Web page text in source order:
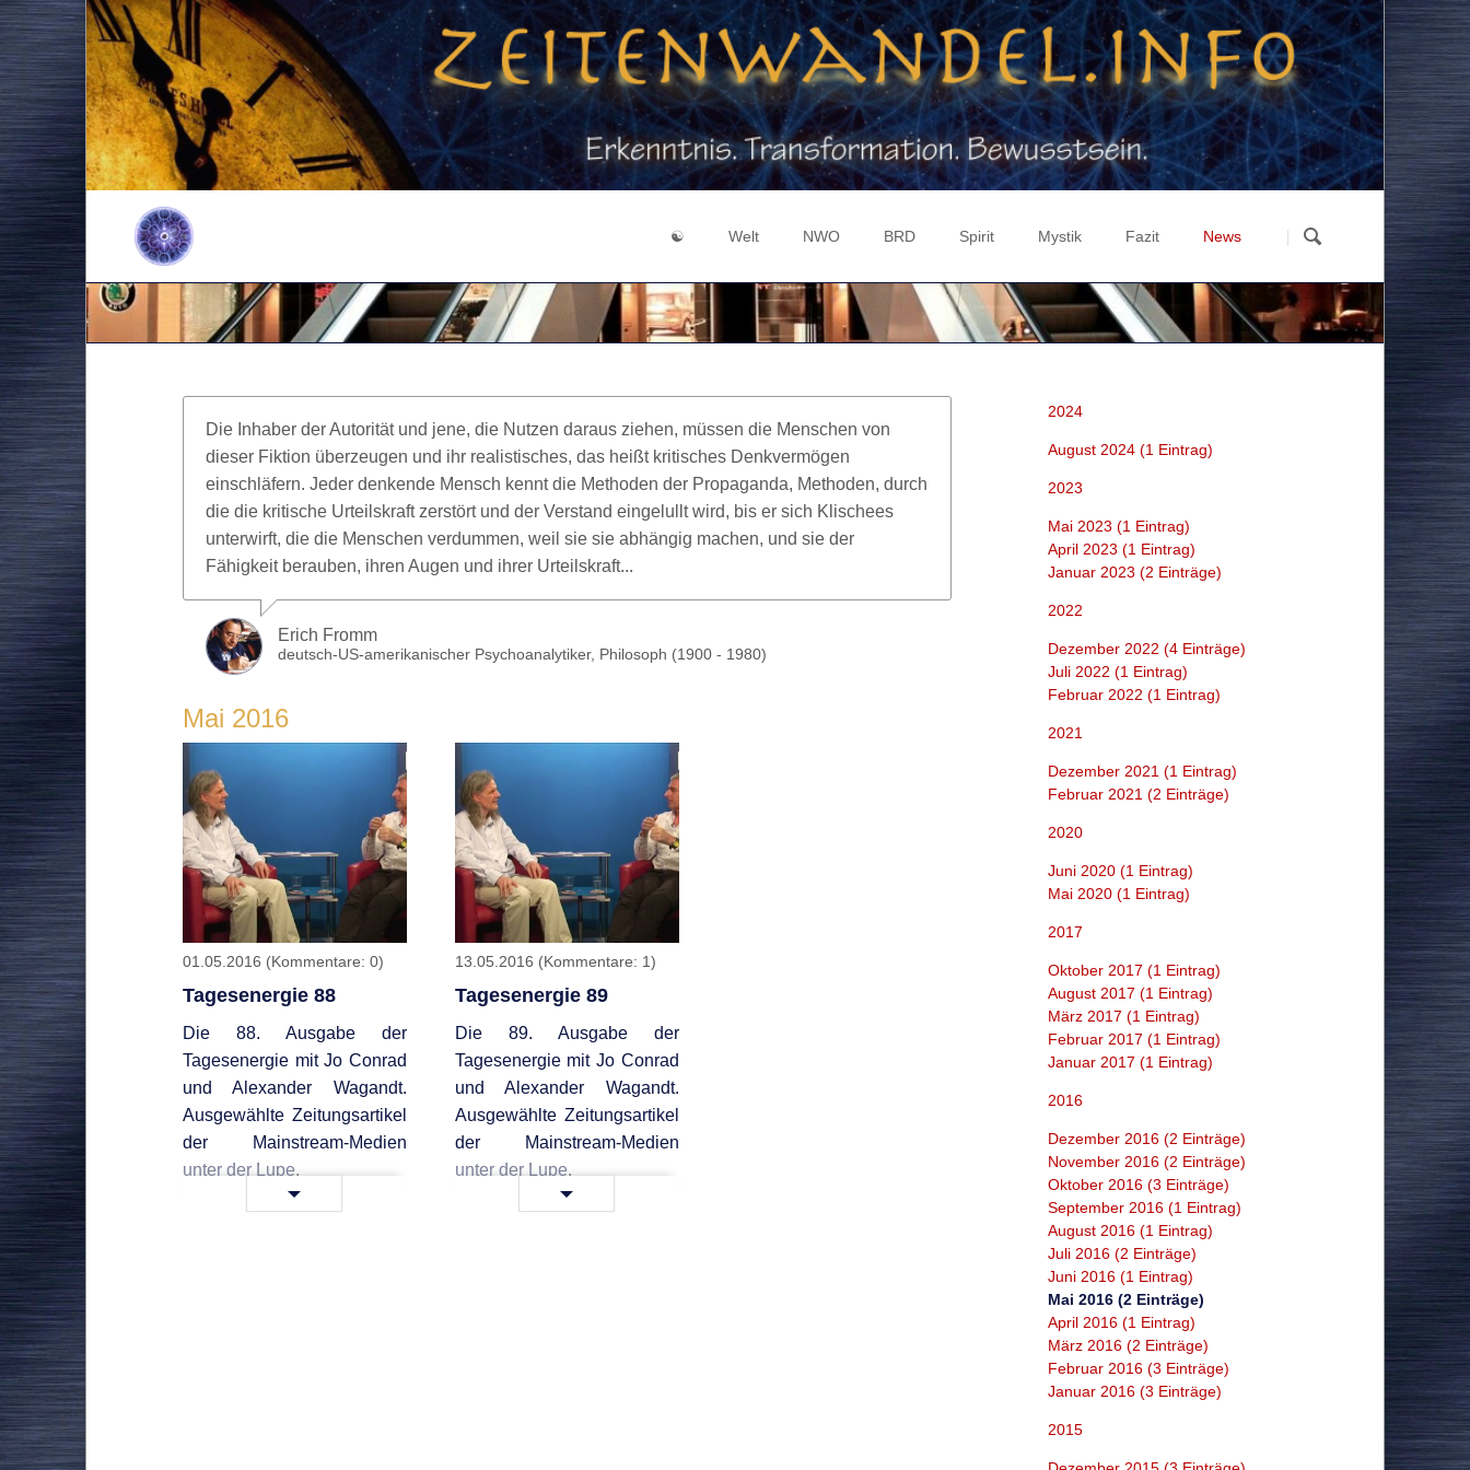
überspringen
☯
Login
Registrieren
Welt
Zeichen & Symbole
Mensch vs. Person
Federal Reserve
COVID-19
NWO
Geheimlehre
Gott-Welt-Dualismus
Bibel Code 666
Fluch von Kanaan
BRD
Medienmanipulation
Souveränität
Spirit
Geist über Materie
Holographisches Weltbild
Mystik
Luzifer Experiment
Zyklen
3 Tage Finsternis
Fazit News
Highlights
Gesellschaft & Politik
Wirtschaft & Finanzen
Klima & Geo-Engineering
Gesundheit & Ernährung
Sonstiges & Kuriositäten
News in English
Die Inhaber der Autorität und jene, die Nutzen daraus ziehen, müssen die Menschen von
dieser Fiktion überzeugen und ihr realistisches, das heißt kritisches Denkvermögen
einschläfern. Jeder denkende Mensch kennt die Methoden der Propaganda, Methoden, durch
die die kritische Urteilskraft zerstört und der Verstand eingelullt wird, bis er sich Klischees
unterwirft, die die Menschen verdummen, weil sie sie abhängig machen, und sie der
Fähigkeit berauben, ihren Augen und ihrer Urteilskraft...
Erich Fromm
deutsch-US-amerikanischer Psychoanalytiker, Philosoph (1900 - 1980)
Mai 2016
01.05.2016 (Kommentare: 0)
Tagesenergie 88
Die 88. Ausgabe der
Tagesenergie mit Jo Conrad
und Alexander Wagandt.
Ausgewählte Zeitungsartikel
der Mainstream-Medien
unter der Lupe.
Weiterlesen …Tagesenergie
88
13.05.2016 (Kommentare: 1)
Tagesenergie 89
Die 89. Ausgabe der
Tagesenergie mit Jo Conrad
und Alexander Wagandt.
Ausgewählte Zeitungsartikel
der Mainstream-Medien
unter der Lupe.
Weiterlesen …Tagesenergie
89
2024
August 2024 (1 Eintrag)
2023
Mai 2023 (1 Eintrag)
April 2023 (1 Eintrag)
Januar 2023 (2 Einträge)
2022
Dezember 2022 (4 Einträge)
Juli 2022 (1 Eintrag)
Februar 2022 (1 Eintrag)
2021
Dezember 2021 (1 Eintrag)
Februar 2021 (2 Einträge)
2020
Juni 2020 (1 Eintrag)
Mai 2020 (1 Eintrag)
2017
Oktober 2017 (1 Eintrag)
August 2017 (1 Eintrag)
März 2017 (1 Eintrag)
Februar 2017 (1 Eintrag)
Januar 2017 (1 Eintrag)
2016
Dezember 2016 (2 Einträge)
November 2016 (2 Einträge)
Oktober 2016 (3 Einträge)
September 2016 (1 Eintrag)
August 2016 (1 Eintrag)
Juli 2016 (2 Einträge)
Juni 2016 (1 Eintrag)
Mai 2016 (2 Einträge)
April 2016 (1 Eintrag)
März 2016 (2 Einträge)
Februar 2016 (3 Einträge)
Januar 2016 (3 Einträge)
2015